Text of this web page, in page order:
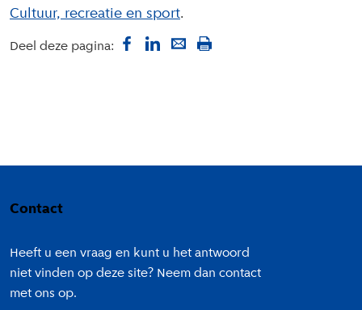
Cultuur, recreatie en sport
Deel deze pagina:
Contact
Heeft u een vraag en kunt u het antwoord
niet vinden op deze site? Neem dan contact
met ons op.